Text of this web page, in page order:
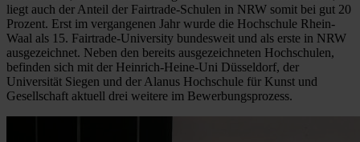
liegt auch der Anteil der Fairtrade-Schulen in NRW somit bei gut 20
Prozent. Erst im vergangenen Jahr wurde die Hochschule Rhein-
Waal als 15. Fairtrade-University bundesweit und als erste in NRW
ausgezeichnet. Neben den bereits ausgezeichneten Hochschulen,
befinden sich mit der Heinrich-Heine-Uni Düsseldorf, der
Universität Siegen und der Alanus Hochschule für Kunst und
Gesellschaft aktuell drei weitere im Bewerbungsprozess.